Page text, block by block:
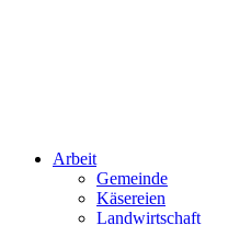
Arbeit
Gemeinde
Käsereien
Landwirtschaft